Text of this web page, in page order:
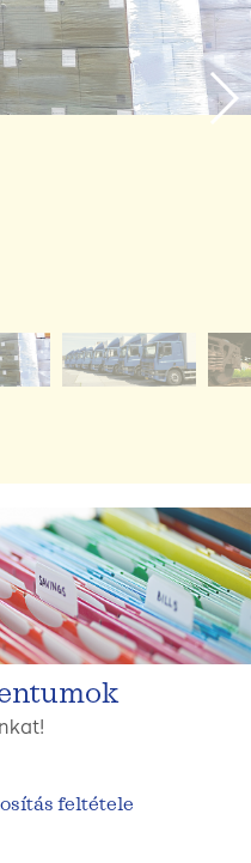
feltétele